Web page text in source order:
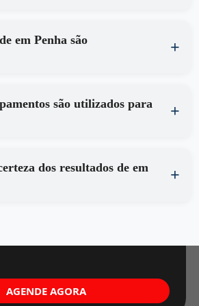
são utilizados para
dos resultados de em
AGENDE AGORA